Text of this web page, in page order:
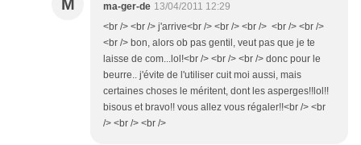
M ma-ger-de 13/04/2011 12:29
<br /> <br /> j'arrive<br /> <br /> <br /> <br /> <br />
<br /> bon, alors ob pas gentil, veut pas que je te
laisse de com...lol!<br /> <br /> <br /> donc pour le
beurre.. j'évite de l'utiliser cuit moi aussi, mais
certaines choses le méritent, dont les asperges!!lol!!
bisous et bravo!! vous allez vous régaler!!<br /> <br
/> <br /> <br />